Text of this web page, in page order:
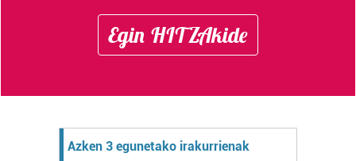
Egin HITZAkide
Azken 3 egunetako irakurrienak